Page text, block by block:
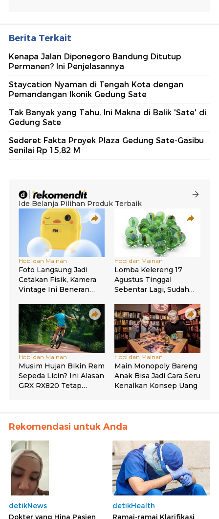
Berita Terkait
Kenapa Jalan Diponegoro Bandung Ditutup
Permanen? Ini Penjelasannya
Staycation Nyaman di Tengah Kota dengan
Pemandangan Ikonik Gedung Sate
Tak Banyak yang Tahu, Ini Makna di Balik 'Sate' di
Gedung Sate
Sederet Fakta Proyek Plaza Gedung Sate-Gasibu
Senilai Rp 15,82 M
Rekomendasi untuk Anda
detikNews
Dokter yang Hina Pasien
detikHealth
Ramai-ramai Klarifikasi